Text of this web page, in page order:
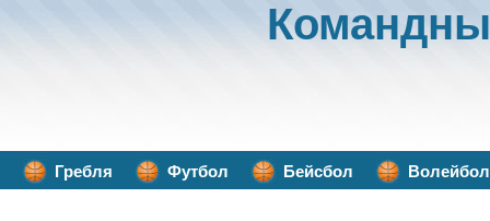
Гребля Футбол Бейсбол Волейбол